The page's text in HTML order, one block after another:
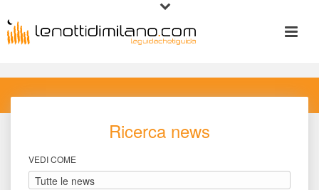
Ricerca new
VEDI COME